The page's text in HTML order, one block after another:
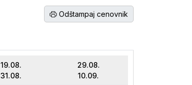
Odštampaj cenovnik
19.08.
31.08.
29.08.
10.09.